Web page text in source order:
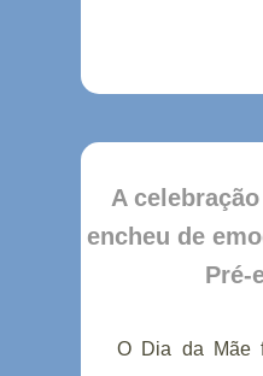
A
encheu de
Pré-
O Dia da Mãe